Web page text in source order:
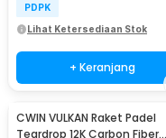
PDPK
Lihat Ketersediaan Stok
+ Keranjang
CWIN VULKAN Raket Padel
Teardrop 12K Carbon Fiber